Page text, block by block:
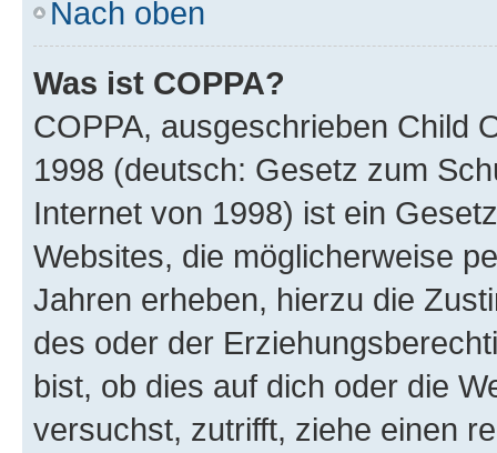
Nach oben
Was ist COPPA?
COPPA, ausgeschrieben Child
1998 (deutsch: Gesetz zum
Internet von 1998) ist ein
Websites, die möglicherweise
Jahren erheben, hierzu die
des oder der
bist, ob dies auf dich oder die
versuchst, zutrifft, ziehe einen